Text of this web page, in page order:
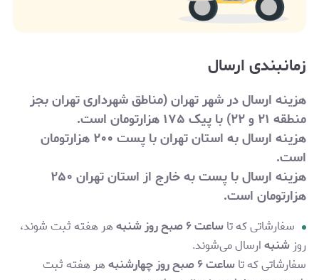
زمانبندی ارسال
هزینه ارسال در شهر تهران (مناطق شهرداری تهران بجز
منطقه ۲۱ و ۲۲) با پیک ۱۷۵ هزارتومان است.
هزینه ارسال به استان تهران با پست ۲۰۰ هزارتومان
است.
هزینه ارسال با پست به خارج از استان تهران ۲۵۰
هزارتوماناست.
سفارشاتی که تاساعت ۶ صبح روز شنبه
هر هفته ثبت شوند،
روز شنبهارسال می‌شوند.
سفارشاتی که تاساعت ۶ صبح روز چهارشنبه
هر هفته ثبت